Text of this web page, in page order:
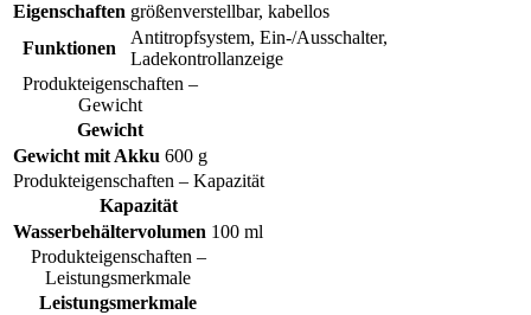
Eigenschaften größenverstellbar, kabellos
Funktionen
Antitropfsystem, Ein-/Ausschalter,
Ladekontrollanzeige
Produkteigenschaften –
Gewicht
Gewicht
Gewicht mit Akku 600 g
Produkteigenschaften – Kapazität
Kapazität
Wasserbehältervolumen 100 ml
Produkteigenschaften –
Leistungsmerkmale
Leistungsmerkmale